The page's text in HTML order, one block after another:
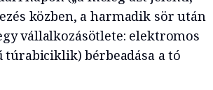
közben, a harmadik sör után
vállalkozásötlete: elektromos
bérbeadása a tó